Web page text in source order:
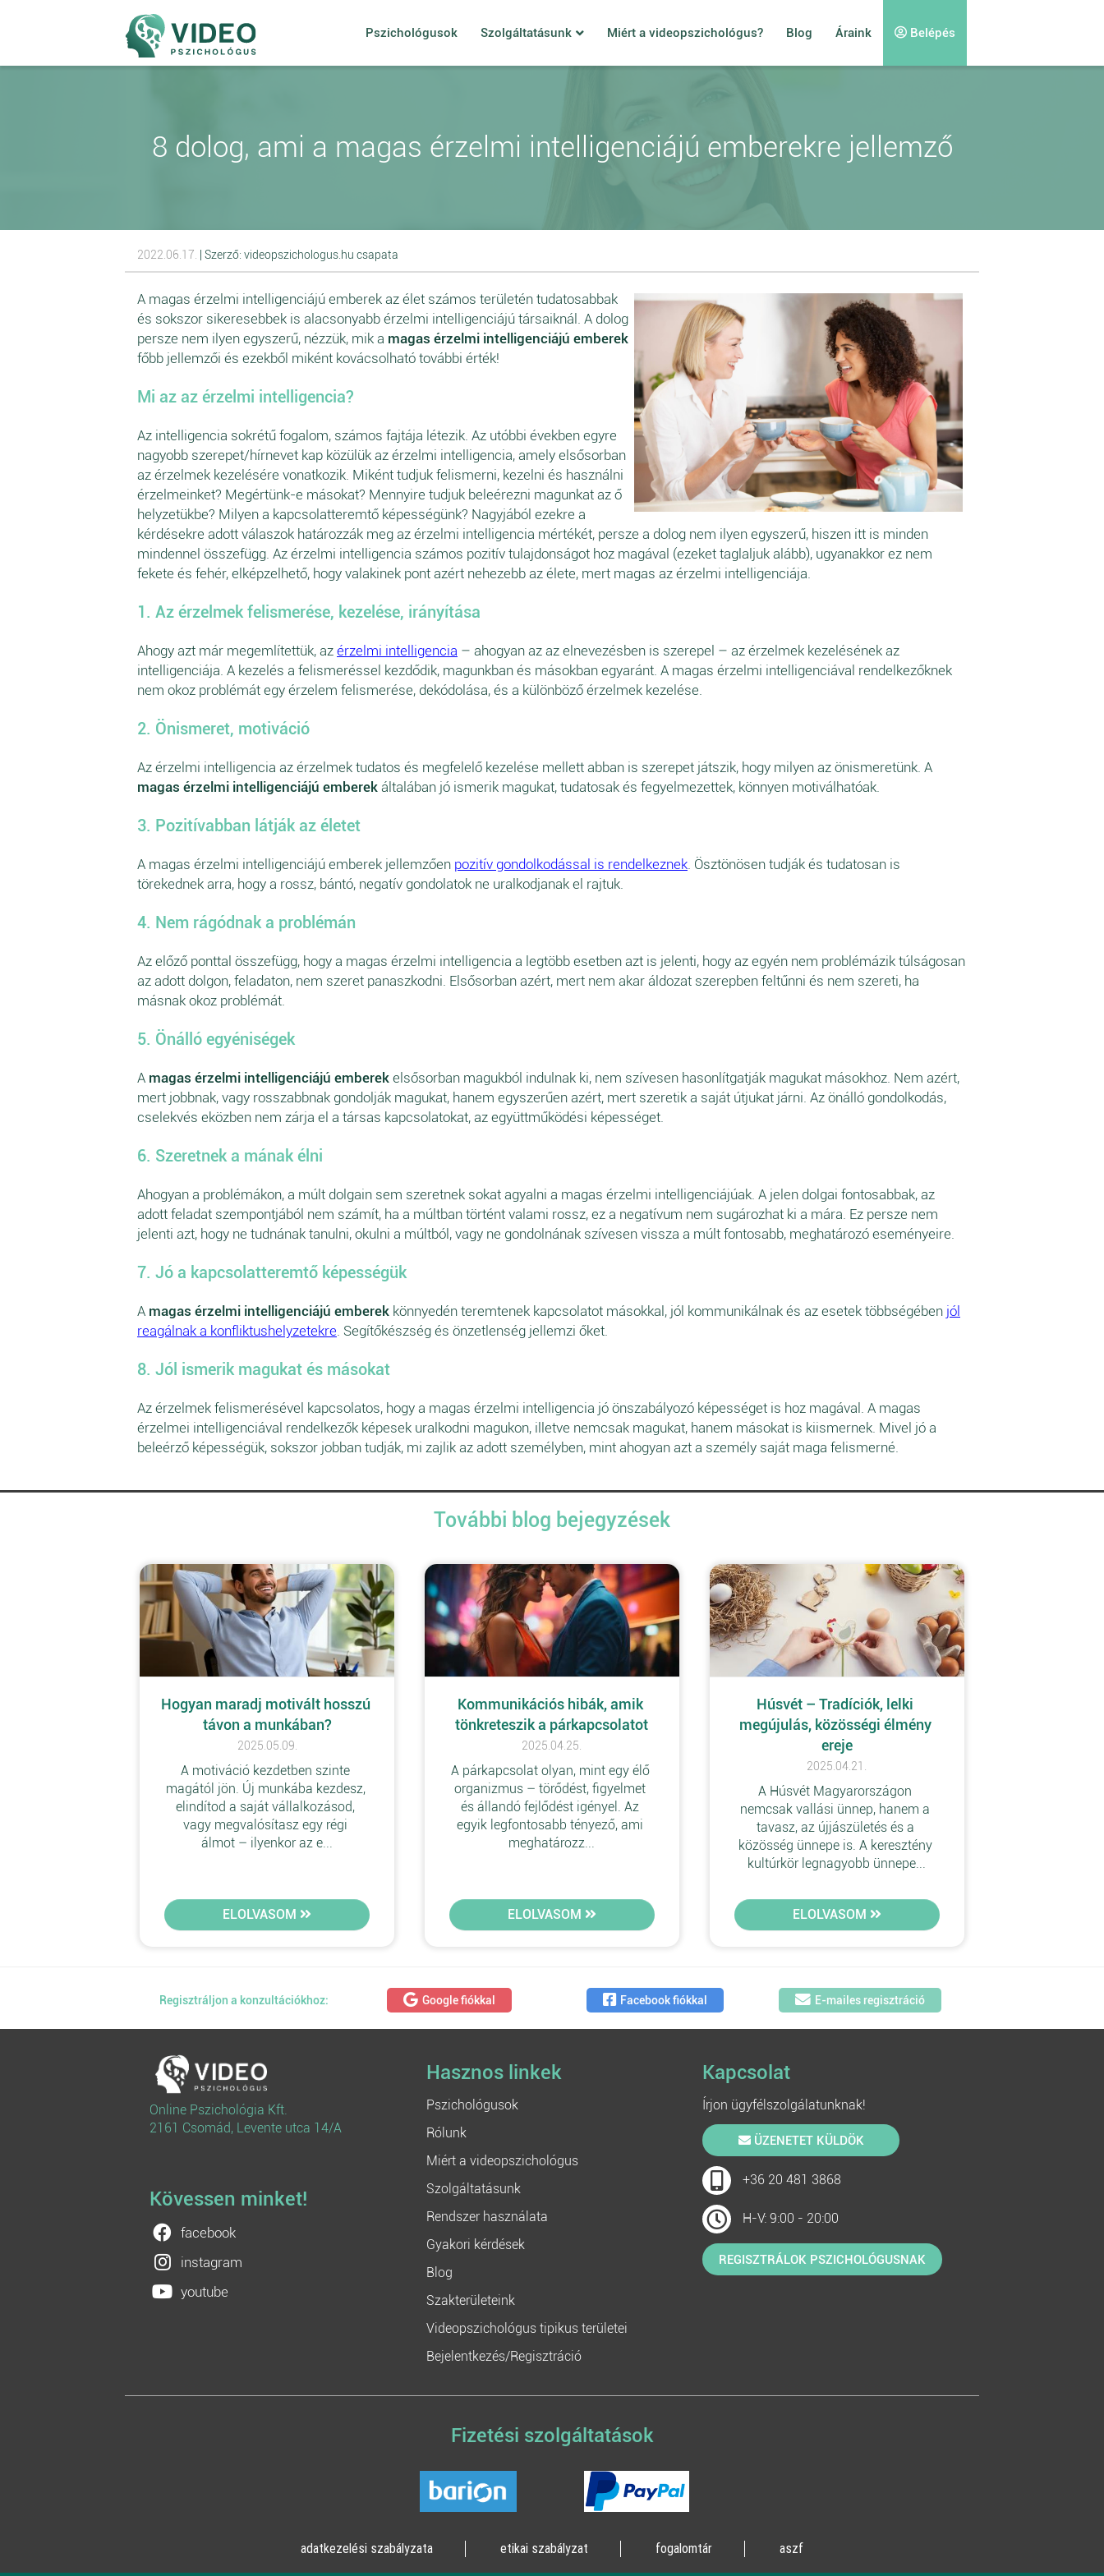
Pszichológusok Szolgáltatásunk Miért a videopszichológus? Blog Áraink Belépés
8 dolog, ami a magas érzelmi intelligenciájú emberekre jellemző
2022.06.17. | Szerző: videopszichologus.hu csapata
A magas érzelmi intelligenciájú emberek az élet számos területén tudatosabbak
és sokszor sikeresebbek is alacsonyabb érzelmi intelligenciájú társaiknál. A dolog
persze nem ilyen egyszerű, nézzük, mik a magas érzelmi intelligenciájú emberek
főbb jellemzői és ezekből miként kovácsolható további érték!
Mi az az érzelmi intelligencia?
Az intelligencia sokrétű fogalom, számos fajtája létezik. Az utóbbi években egyre
nagyobb szerepet/hírnevet kap közülük az érzelmi intelligencia, amely elsősorban
az érzelmek kezelésére vonatkozik. Miként tudjuk felismerni, kezelni és használni
érzelmeinket? Megértünk-e másokat? Mennyire tudjuk beleérezni magunkat az ő
helyzetükbe? Milyen a kapcsolatteremtő képességünk? Nagyjából ezekre a
kérdésekre adott válaszok határozzák meg az érzelmi intelligencia mértékét, persze a dolog nem ilyen egyszerű, hiszen itt is minden
mindennel összefügg. Az érzelmi intelligencia számos pozitív tulajdonságot hoz magával (ezeket taglaljuk alább), ugyanakkor ez nem
fekete és fehér, elképzelhető, hogy valakinek pont azért nehezebb az élete, mert magas az érzelmi intelligenciája.
1. Az érzelmek felismerése, kezelése, irányítása
Ahogy azt már megemlítettük, az érzelmi intelligencia – ahogyan az az elnevezésben is szerepel – az érzelmek kezelésének az
intelligenciája. A kezelés a felismeréssel kezdődik, magunkban és másokban egyaránt. A magas érzelmi intelligenciával rendelkezőknek
nem okoz problémát egy érzelem felismerése, dekódolása, és a különböző érzelmek kezelése.
2. Önismeret, motiváció
Az érzelmi intelligencia az érzelmek tudatos és megfelelő kezelése mellett abban is szerepet játszik, hogy milyen az önismeretünk. A
magas érzelmi intelligenciájú emberek általában jó ismerik magukat, tudatosak és fegyelmezettek, könnyen motiválhatóak.
3. Pozitívabban látják az életet
A magas érzelmi intelligenciájú emberek jellemzően pozitív gondolkodással is rendelkeznek . Ösztönösen tudják és tudatosan is
törekednek arra, hogy a rossz, bántó, negatív gondolatok ne uralkodjanak el rajtuk.
4. Nem rágódnak a problémán
Az előző ponttal összefügg, hogy a magas érzelmi intelligencia a legtöbb esetben azt is jelenti, hogy az egyén nem problémázik túlságosan
az adott dolgon, feladaton, nem szeret panaszkodni. Elsősorban azért, mert nem akar áldozat szerepben feltűnni és nem szereti, ha
másnak okoz problémát.
5. Önálló egyéniségek
A magas érzelmi intelligenciájú emberek elsősorban magukból indulnak ki, nem szívesen hasonlítgatják magukat másokhoz. Nem azért,
mert jobbnak, vagy rosszabbnak gondolják magukat, hanem egyszerűen azért, mert szeretik a saját útjukat járni. Az önálló gondolkodás,
cselekvés eközben nem zárja el a társas kapcsolatokat, az együttműködési képességet.
6. Szeretnek a mának élni
Ahogyan a problémákon, a múlt dolgain sem szeretnek sokat agyalni a magas érzelmi intelligenciájúak. A jelen dolgai fontosabbak, az
adott feladat szempontjából nem számít, ha a múltban történt valami rossz, ez a negatívum nem sugározhat ki a mára. Ez persze nem
jelenti azt, hogy ne tudnának tanulni, okulni a múltból, vagy ne gondolnának szívesen vissza a múlt fontosabb, meghatározó eseményeire.
7. Jó a kapcsolatteremtő képességük
A magas érzelmi intelligenciájú emberek könnyedén teremtenek kapcsolatot másokkal, jól kommunikálnak és az esetek többségében jól
reagálnak a konfliktushelyzetekre . Segítőkészség és önzetlenség jellemzi őket.
8. Jól ismerik magukat és másokat
Az érzelmek felismerésével kapcsolatos, hogy a magas érzelmi intelligencia jó önszabályozó képességet is hoz magával. A magas
érzelmei intelligenciával rendelkezők képesek uralkodni magukon, illetve nemcsak magukat, hanem másokat is kiismernek. Mivel jó a
beleérző képességük, sokszor jobban tudják, mi zajlik az adott személyben, mint ahogyan azt a személy saját maga felismerné.
További blog bejegyzések
Hogyan maradj motivált hosszú
távon a munkában?
2025.05.09.
A motiváció kezdetben szinte
magától jön. Új munkába kezdesz,
elindítod a saját vállalkozásod,
vagy megvalósítasz egy régi
álmot – ilyenkor az e...
ELOLVASOM
Kommunikációs hibák, amik
tönkreteszik a párkapcsolatot
2025.04.25.
A párkapcsolat olyan, mint egy élő
organizmus – törődést, figyelmet
és állandó fejlődést igényel. Az
egyik legfontosabb tényező, ami
meghatározz...
ELOLVASOM
Húsvét – Tradíciók, lelki
megújulás, közösségi élmény
ereje
2025.04.21.
A Húsvét Magyarországon
nemcsak vallási ünnep, hanem a
tavasz, az újjászületés és a
közösség ünnepe is. A keresztény
kultúrkör legnagyobb ünnepe...
ELOLVASOM
Regisztráljon a konzultációkhoz: Google fiókkal Facebook fiókkal E-mailes regisztráció
Online Pszichológia Kft.
2161 Csomád, Levente utca 14/A
Kövessen minket!
facebook
instagram
youtube
Hasznos linkek
Pszichológusok
Rólunk
Miért a videopszichológus
Szolgáltatásunk
Rendszer használata
Gyakori kérdések
Blog
Szakterületeink
Videopszichológus tipikus területei
Bejelentkezés/Regisztráció
Kapcsolat
Írjon ügyfélszolgálatunknak!
ÜZENETET KÜLDÖK
+36 20 481 3868
H-V: 9:00 - 20:00
REGISZTRÁLOK PSZICHOLÓGUSNAK
Fizetési szolgáltatások
adatkezelési szabályzata etikai szabályzat fogalomtár aszf